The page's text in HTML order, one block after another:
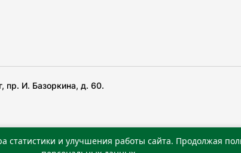
пр. И. Базоркина, д. 60.
цар дуккхача тайпаштеи тIахьожам
и улучшения работы сайта. Продолжая